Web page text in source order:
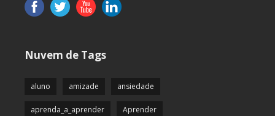
Nuvem de Tags
aluno amizade ansiedade
aprenda_a_aprender Aprender